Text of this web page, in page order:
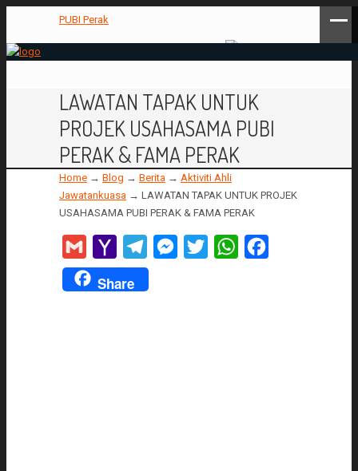
PUBI Perak
LAWATAN TAPAK UNTUK
PROJEK USAHASAMA PUBI
PERAK & FAMA PERAK
Home → Blog → Berita → Aktiviti Ahli
Jawatankuasa → LAWATAN TAPAK UNTUK PROJEK
USAHASAMA PUBI PERAK & FAMA PERAK
Gmail
Yahoo
Mail
TelegramMessenger
Twitter WhatsApp
Share